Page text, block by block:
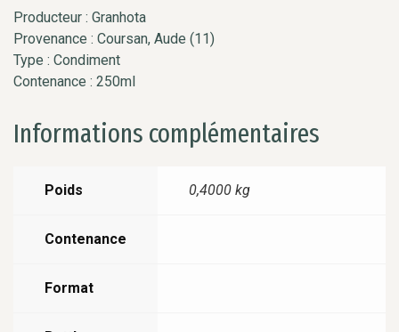
Producteur : Granhota
Provenance : Coursan, Aude (11)
Type : Condiment
Contenance : 250ml
Informations complémentaires
Poids 0,4000 kg
Contenance
Format